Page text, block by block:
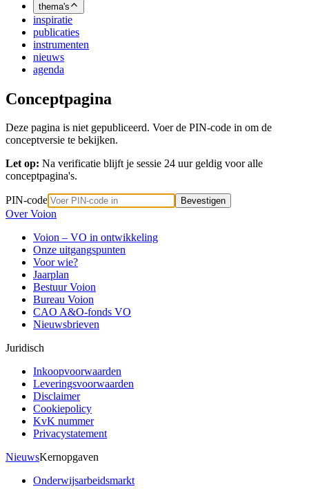
thema's
inspiratie
publicaties
instrumenten
nieuws
agenda
Conceptpagina
Deze pagina is niet gepubliceerd. Voer de PIN-code in om de
conceptversie te bekijken.
Let op: Na verificatie blijft je sessie 24 uur geldig voor alle
conceptpagina's.
PIN-code Bevestigen
Over Voion
Voion – VO in ontwikkeling
Onze uitgangspunten
Voor wie?
Jaarplan
Bestuur Voion
Bureau Voion
CAO A&O-fonds VO
Nieuwsbrieven
Juridisch
Inkoopvoorwaarden
Leveringsvoorwaarden
Disclaimer
Cookiepolicy
KvK nummer
Privacystatement
NieuwsKernopgaven
Onderwijsarbeidsmarkt